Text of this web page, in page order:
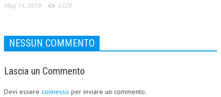
Mag 14, 2019 6529
NESSUN COMMENTO
Lascia un Commento
Devi essere connesso per inviare un commento.